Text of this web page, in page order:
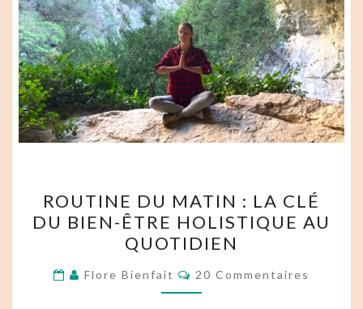
DU
MATIN :
LA
CLÉ
DU
ROUTINE DU MATIN : LA CLÉ
DU BIEN-ÊTRE HOLISTIQUE AU
QUOTIDIEN
Flore Bienfait Commentaires
20 Commentaires